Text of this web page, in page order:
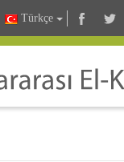
Türkçe